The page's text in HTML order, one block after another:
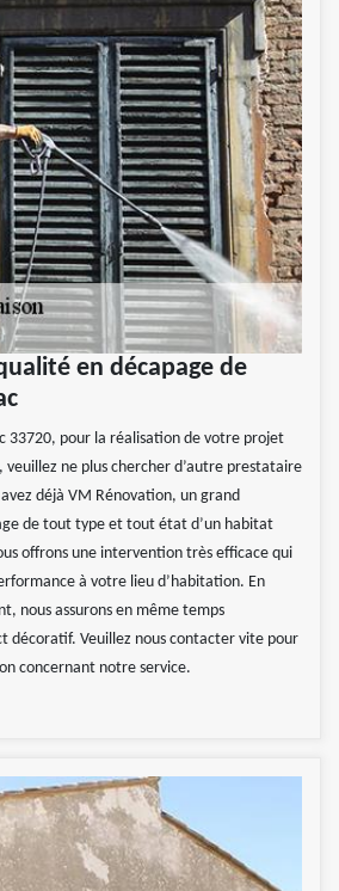
en décapage de
33720, pour la réalisation de votre projet
veuillez ne plus chercher d’autre prestataire
déjà VM Rénovation, un grand
de tout type et tout état d’un habitat
offrons une intervention très efficace qui
à votre lieu d’habitation. En
nous assurons en même temps
décoratif. Veuillez nous contacter vite pour
concernant notre service.